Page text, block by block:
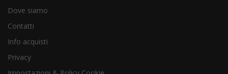
Dove siamo
Contatti
Info acquisti
Privacy